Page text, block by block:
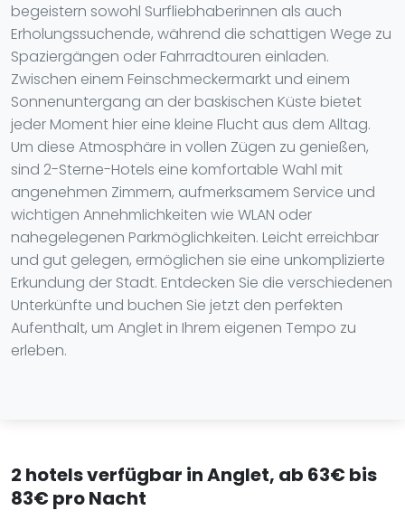
begeistern sowohl Surfliebhaberinnen als auch
Erholungssuchende, während die schattigen Wege zu
Spaziergängen oder Fahrradtouren einladen.
Zwischen einem Feinschmeckermarkt und einem
Sonnenuntergang an der baskischen Küste bietet
jeder Moment hier eine kleine Flucht aus dem Alltag.
Um diese Atmosphäre in vollen Zügen zu genießen,
sind 2-Sterne-Hotels eine komfortable Wahl mit
angenehmen Zimmern, aufmerksamem Service und
wichtigen Annehmlichkeiten wie WLAN oder
nahegelegenen Parkmöglichkeiten. Leicht erreichbar
und gut gelegen, ermöglichen sie eine unkomplizierte
Erkundung der Stadt. Entdecken Sie die verschiedenen
Unterkünfte und buchen Sie jetzt den perfekten
Aufenthalt, um Anglet in Ihrem eigenen Tempo zu
erleben.
2 hotels verfügbar in Anglet, ab 63€ bis
83€ pro Nacht